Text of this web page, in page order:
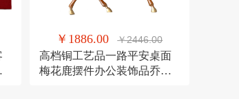
￥1886.00 ￥2446.00
高档铜工艺品一路平安桌面
梅花鹿摆件办公装饰品乔迁